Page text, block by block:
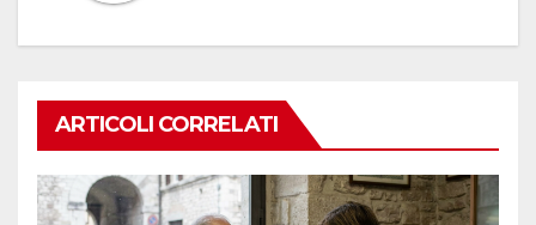
ARTICOLI CORRELATI